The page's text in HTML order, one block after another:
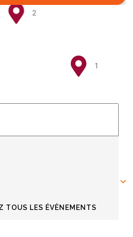
2
1
TOUS LES ÉVÈNEMENTS